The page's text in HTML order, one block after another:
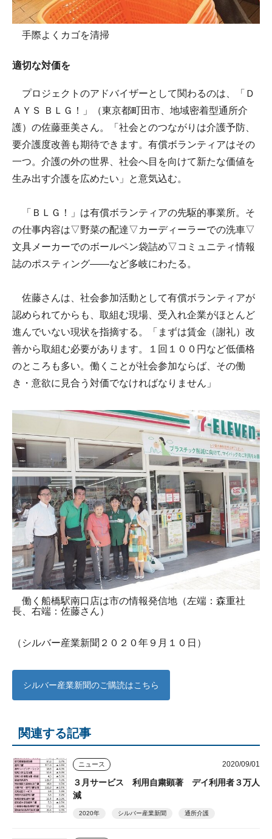
手際よくカゴを清掃
適切な対価を
プロジェクトのアドバイザーとして関わるのは、「Ｄ
ＡＹＳ ＢＬＧ！」（東京都町田市、地域密着型通所介
護）の佐藤亜美さん。「社会とのつながりは介護予防、
要介護度改善も期待できます。有償ボランティアはその
一つ。介護の外の世界、社会へ目を向けて新たな価値を
生み出す介護を広めたい」と意気込む。
「ＢＬＧ！」は有償ボランティアの先駆的事業所。そ
の仕事内容は▽野菜の配達▽カーディーラーでの洗車▽
文具メーカーでのボールペン袋詰め▽コミュニティ情報
誌のポスティング――など多岐にわたる。
佐藤さんは、社会参加活動として有償ボランティアが
認められてからも、取組む現場、受入れ企業がほとんど
進んでいない現状を指摘する。「まずは賃金（謝礼）改
善から取組む必要があります。１回１００円など低価格
のところも多い。働くことが社会参加ならば、その働
き・意欲に見合う対価でなければなりません」
働く船橋駅南口店は市の情報発信地（左端：森重社
長、右端：佐藤さん）
（シルバー産業新聞２０２０年９月１０日）
シルバー産業新聞のご購読はこちら
関連する記事
ニュース 2020/09/01
３月サービス 利用自粛顕著 デイ利用者３万人
減
2020年 シルバー産業新聞 通所介護